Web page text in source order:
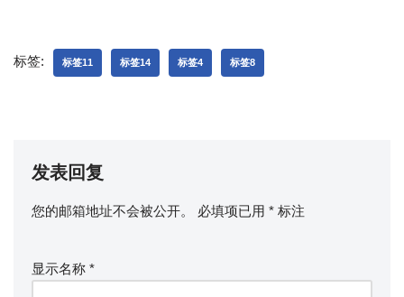
标签: 标签11 标签14 标签4 标签8
发表回复
您的邮箱地址不会被公开。 必填项已用 * 标注
显示名称 *